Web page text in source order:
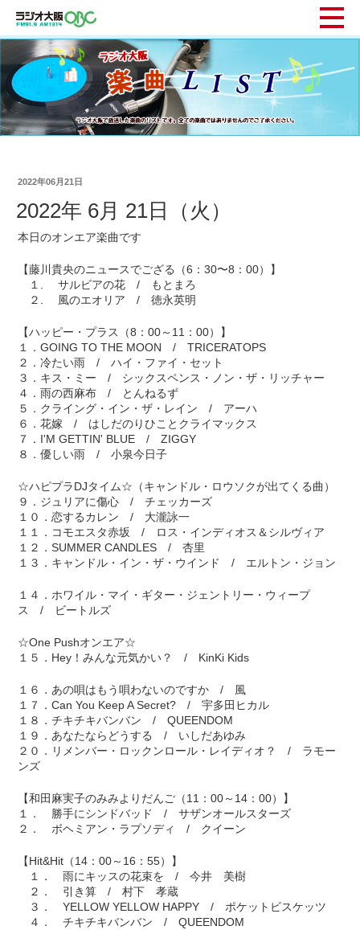
2022年06月21日
2022年 6月 21日（火）
本日のオンエア楽曲です
【藤川貴央のニュースでござる（6：30〜8：00）】
１. サルビアの花 / もとまろ
２. 風のエオリア / 徳永英明
【ハッピー・プラス（8：00～11：00）】
１．GOING TO THE MOON / TRICERATOPS
２．冷たい雨 / ハイ・ファイ・セット
３．キス・ミー / シックスペンス・ノン・ザ・リッチャー
４．雨の西麻布 / とんねるず
５．クライング・イン・ザ・レイン / アーハ
６．花嫁 / はしだのりひことクライマックス
７．I'M GETTIN' BLUE / ZIGGY
８．優しい雨 / 小泉今日子
☆ハピプラDJタイム☆（キャンドル・ロウソクが出てくる曲）
９．ジュリアに傷心 / チェッカーズ
１０．恋するカレン / 大瀧詠一
１１．コモエスタ赤坂 / ロス・インディオス＆シルヴィア
１２．SUMMER CANDLES / 杏里
１３．キャンドル・イン・ザ・ウインド / エルトン・ジョン
１４．ホワイル・マイ・ギター・ジェントリー・ウィープ
ス / ビートルズ
☆One Pushオンエア☆
１５．Hey！みんな元気かい？ / KinKi Kids
１６．あの唄はもう唄わないのですか / 風
１７．Can You Keep A Secret? / 宇多田ヒカル
１８．チキチキバンバン / QUEENDOM
１９．あなたならどうする / いしだあゆみ
２０．リメンバー・ロックンロール・レイディオ？ / ラモー
ンズ
【和田麻実子のみみよりだんご（11：00～14：00）】
１． 勝手にシンドバッド / サザンオールスターズ
２． ボヘミアン・ラプソディ / クイーン
【Hit&Hit（14：00～16：55）】
１． 雨にキッスの花束を / 今井 美樹
２． 引き算 / 村下 孝蔵
３． YELLOW YELLOW HAPPY / ポケットビスケッツ
４． チキチキバンバン / QUEENDOM